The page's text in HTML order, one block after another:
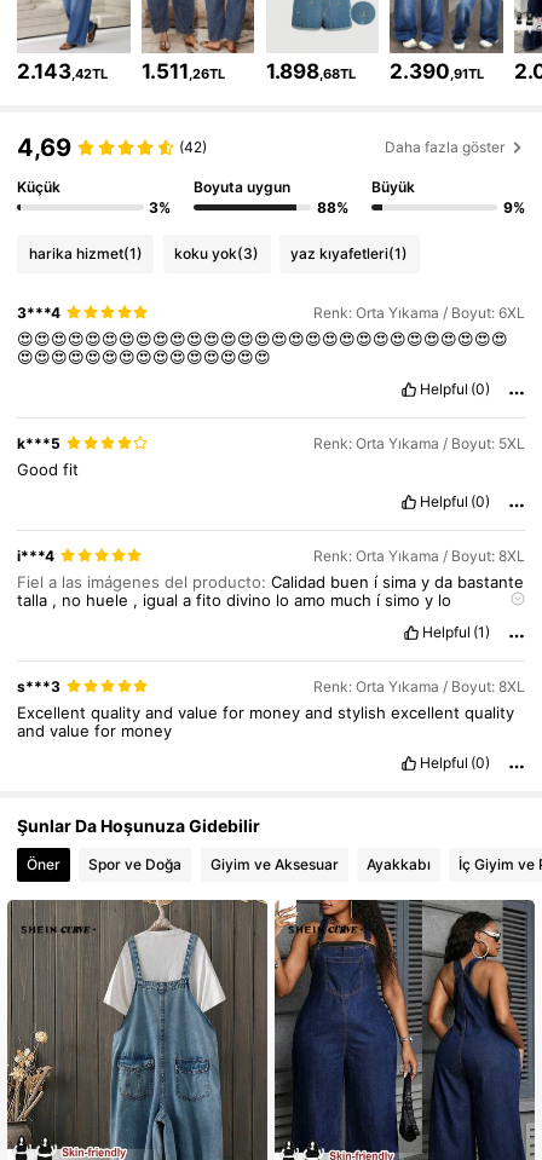
4,81 513K Takipçiler
4,81 513K Takipçiler
2.143 ,42TL 1.511 ,26TL 1.898,68TL 2.390 ,91TL
4,69 (42) Daha fazla göster
Küçük
3%
Boyuta uygun
88%
Büyük
9%
harika hizmet(1) koku yok(3) yaz kıyafetleri(1)
3***4 Renk: Orta Yıkama / Boyut: 6XL
😍😍😍😍😍😍😍😍😍😍😍😍😍😍😍😍😍😍😍😍😍😍😍😍😍😍😍😍😍
😍😍😍😍😍😍😍😍😍😍😍😍😍😍😍
Helpful (0)
k***5 Renk: Orta Yıkama / Boyut: 5XL
Goodfit
Helpful (0)
i***4 Renk: Orta Yıkama / Boyut: 8XL
Fiel a las imágenes del producto:Calidad buen ísimayda bastante
talla , no huele , igualafitodivino loamo much ísimoy lo
Helpful (1)
s***3 Renk: Orta Yıkama / Boyut: 8XL
Excellentqualityandvaluefor moneyandstylishexcellentquality
andvaluefor money
Helpful (0)
Şunlar Da Hoşunuza Gidebilir
Öner Spor ve Doğa Giyim ve Aksesuar Ayakkabı İç Giyim ve